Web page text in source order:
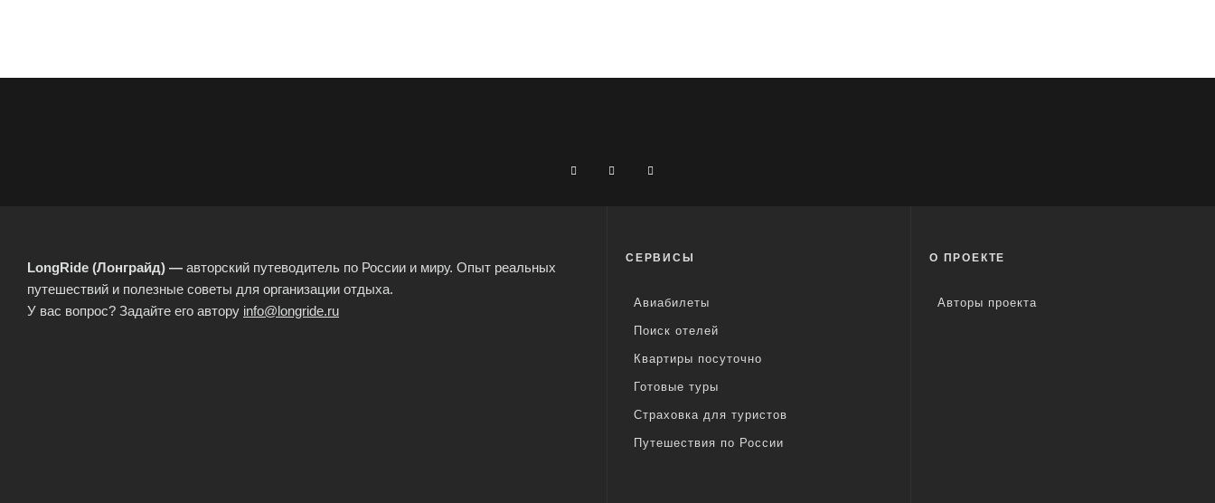
LongRide (Лонграйд) — авторский путеводитель по России и миру. Опыт реальных
путешествий и полезные советы для организации отдыха.
У вас вопрос? Задайте его автору info@longride.ru
СЕРВИСЫ
Авиабилеты
Поиск отелей
Квартиры посуточно
Готовые туры
Страховка для туристов
Путешествия по России
О ПРОЕКТЕ
Авторы проекта